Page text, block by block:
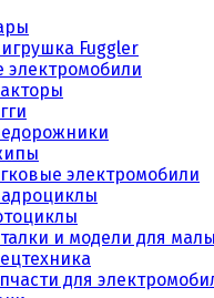
Fuggler
электромобили
электромобили
и модели для
для